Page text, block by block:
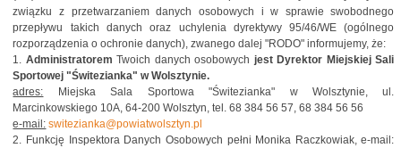
związku z przetwarzaniem danych osobowych i w sprawie swobodnego
przepływu takich danych oraz uchylenia dyrektywy 95/46/WE (ogólnego
rozporządzenia o ochronie danych), zwanego dalej "RODO" informujemy, że:
1. Administratorem Twoich danych osobowych jest Dyrektor Miejskiej Sali
Sportowej "Świtezianka" w Wolsztynie.
adres: Miejska Sala Sportowa "Świtezianka" w Wolsztynie, ul.
Marcinkowskiego 10A, 64-200 Wolsztyn, tel. 68 384 56 57, 68 384 56 56
e-mail: switezianka@powiatwolsztyn.pl
2. Funkcję Inspektora Danych Osobowych pełni Monika Raczkowiak, e-mail: